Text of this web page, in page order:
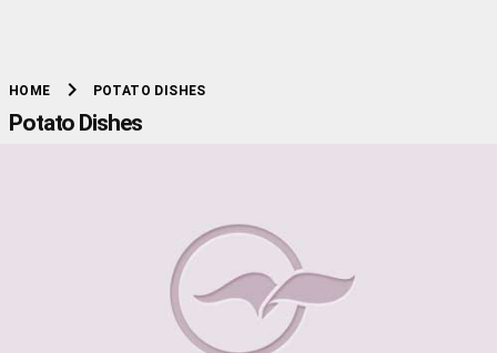
HOME chevron_right POTATO DISHES
Potato Dishes